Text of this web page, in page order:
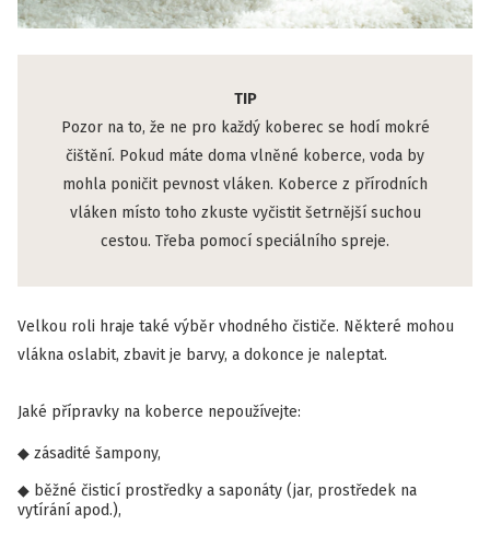
TIP
Pozor na to, že ne pro každý koberec se hodí mokré
čištění. Pokud máte doma vlněné koberce, voda by
mohla poničit pevnost vláken. Koberce z přírodních
vláken místo toho zkuste vyčistit šetrnější suchou
cestou. Třeba pomocí speciálního spreje.
Velkou roli hraje také výběr vhodného čističe. Některé mohou
vlákna oslabit, zbavit je barvy, a dokonce je naleptat.
Jaké přípravky na koberce nepoužívejte:
zásadité šampony,
běžné čisticí prostředky a saponáty (jar, prostředek na
vytírání apod.),